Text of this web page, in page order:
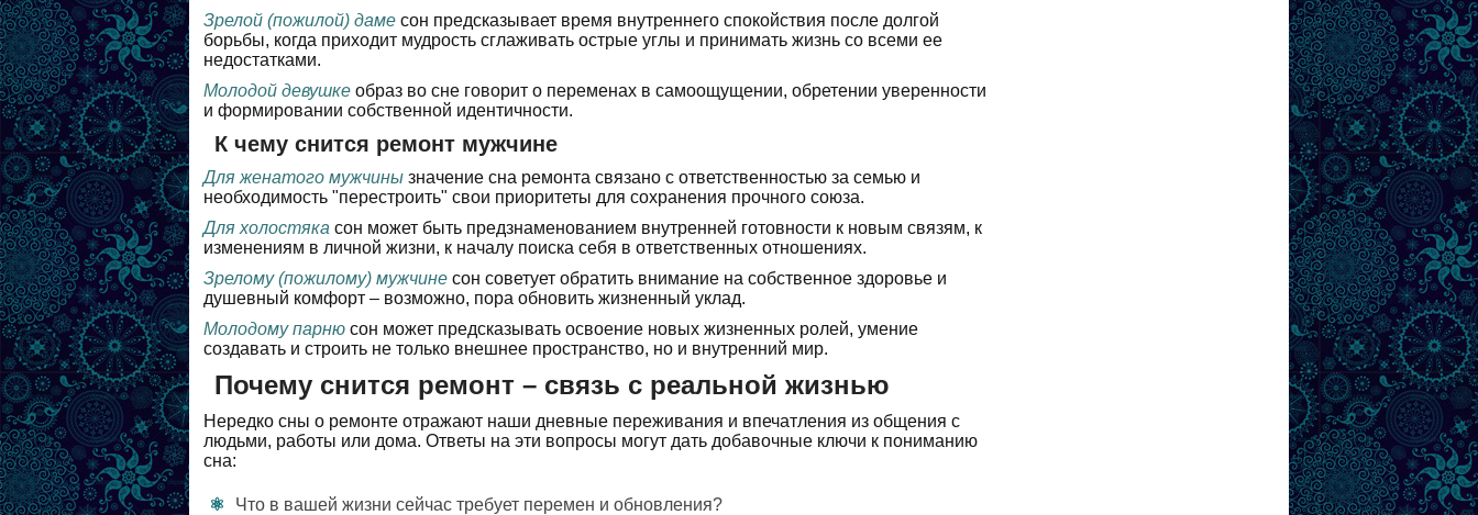
Зрелой (пожилой) даме сон предсказывает время внутреннего спокойствия после долгой
борьбы, когда приходит мудрость сглаживать острые углы и принимать жизнь со всеми ее
недостатками.
Молодой девушке образ во сне говорит о переменах в самоощущении, обретении уверенности
и формировании собственной идентичности.
К чему снится ремонт мужчине
Для женатого мужчины значение сна ремонта связано с ответственностью за семью и
необходимость "перестроить" свои приоритеты для сохранения прочного союза.
Для холостяка сон может быть предзнаменованием внутренней готовности к новым связям, к
изменениям в личной жизни, к началу поиска себя в ответственных отношениях.
Зрелому (пожилому) мужчине сон советует обратить внимание на собственное здоровье и
душевный комфорт – возможно, пора обновить жизненный уклад.
Молодому парню сон может предсказывать освоение новых жизненных ролей, умение
создавать и строить не только внешнее пространство, но и внутренний мир.
Почему снится ремонт – связь с реальной жизнью
Нередко сны о ремонте отражают наши дневные переживания и впечатления из общения с
людьми, работы или дома. Ответы на эти вопросы могут дать добавочные ключи к пониманию
сна:
Что в вашей жизни сейчас требует перемен и обновления?